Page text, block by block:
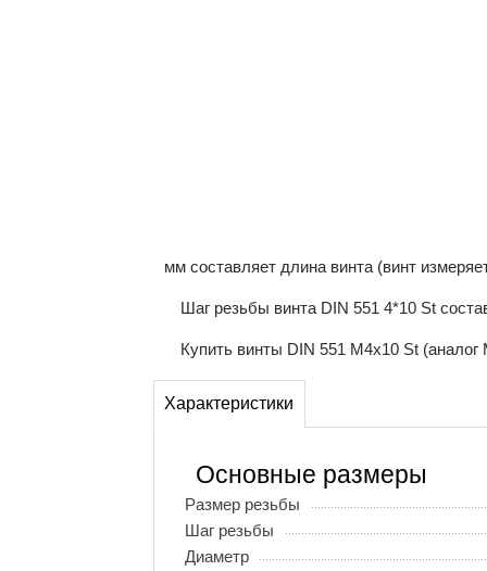
мм составляет длина винта (винт
Шаг резьбы винта DIN 551 4*10 St
Купить винты DIN 551 М4x10 St
Характеристики
Основные размеры
Размер резьбы
Шаг резьбы
Диаметр